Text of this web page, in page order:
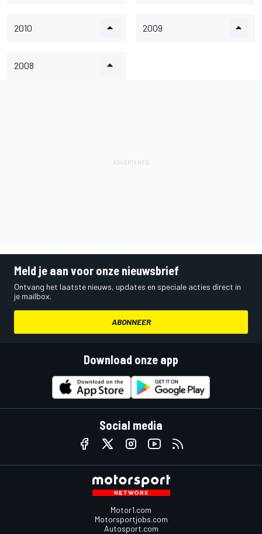
2010 2009
2008
Meld je aan voor onze nieuwsbrief
Ontvang het laatste nieuws, updates en speciale acties direct in
je mailbox.
ABONNEER
Download onze app
Social media
Motor1.com
Motorsportjobs.com
Autosport.com